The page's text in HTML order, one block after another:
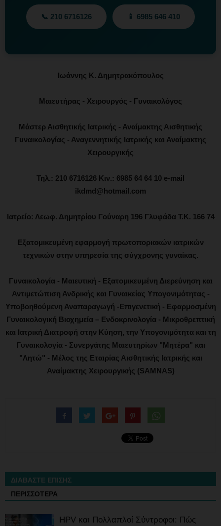
📞 210 6716126 📱 6985 646 410
Ιωάννης Κ. Δημητρακόπουλος
Μαιευτήρας - Χειρουργός - Γυναικολόγος
Μάστερ Αισθητικής Ιατρικής - Αναίμακτης Αισθητικής
Γυναικολογίας - Αναγεννητικής Ιατρικής και Αναίμακτης
Χειρουργικής
Τηλ.: 210 6716126 Κιν.: 6985 64 64 10 e-mail
ikdmd@hotmail.com
Ιατρείο: Λεωφ. Δημητρίου Γούναρη 196 Γλυφάδα Τ.Κ. 166 74
Εξατομικευμένη εφαρμογή πρωτοποριακών ιατρικών
τεχνικών στην υπηρεσία της σύγχρονης γυναίκας.
Γυναικολογία - Μαιευτική - Εξατομικευμένη Διερεύνηση και
Αντιμετώπιση Ανδρικής και Γυναικείας Υπογονιμότητας -
Υποβοηθούμενη Αναπαραγωγή -Επιγενετική - Εφαρμοσμένη
Γυναικολογική Βιοχημεία – Ενδοκρινολογία - Μικροθρεπτική
και Ιατρική Διατροφή στην Κύηση, την Υπογονιμότητα και τη
Γυναικολογία - Συνεργάτης Μαιευτηρίων "Μητέρα" και
"Λητώ" - Μέλος της Εταιρίας Αισθητικής Ιατρικής και
Αναίμακτης Χειρουργικής (SAMNAS)
ΔΙΑΒΑΣΤΕ ΕΠΙΣΗΣ
ΠΕΡΙΣΣΟΤΕΡΑ
HPV και Πολλαπλοί Σύντροφοι: Πώς